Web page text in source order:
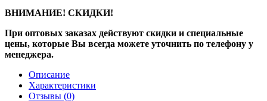
ВНИМАНИЕ! СКИДКИ!
При оптовых заказах действуют скидки и специальные
цены, которые Вы всегда можете уточнить по телефону у
менеджера.
Описание
Характеристики
Отзывы (0)